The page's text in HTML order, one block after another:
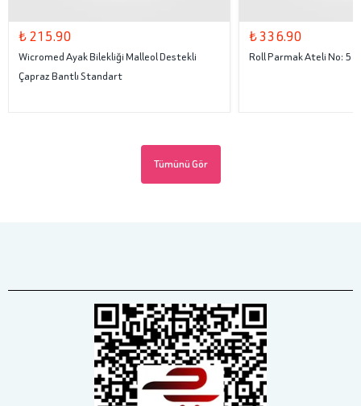
₺ 215.90
Wicromed Ayak Bilekliği Malleol Destekli
Çapraz Bantlı Standart
₺ 336.90
Roll Parmak Ateli No: 5
Tümünü Gör